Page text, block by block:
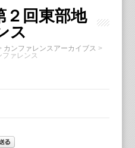
回​東部地
ス
カンファレンスアーカイブス >
ァレンス